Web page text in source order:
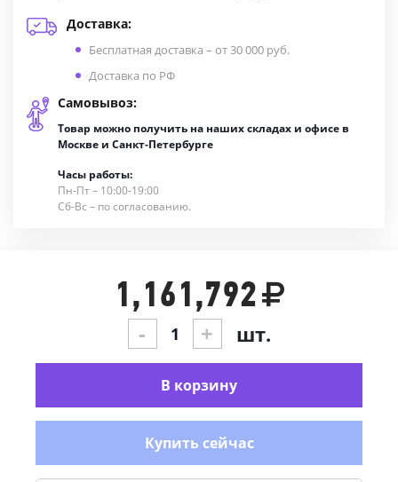
Доставка:
Бесплатная доставка – от 30 000 руб.
Доставка по РФ
Самовывоз:
Товар можно получить на наших складах и офисе в
Москве и Санкт-Петербурге
Часы работы:
Пн-Пт – 10:00-19:00
Сб-Вс – по согласованию.
1,161,792
- + шт.
В корзину
Купить сейчас